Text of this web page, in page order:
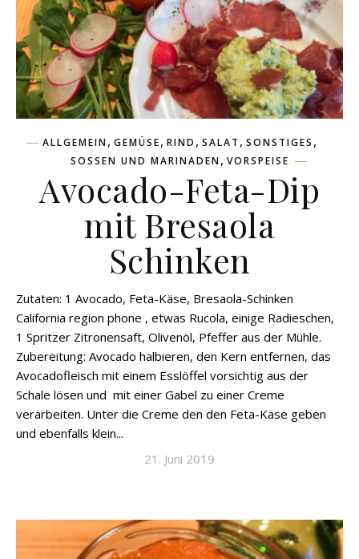
ALLGEMEIN, GEMÜSE, RIND , SALAT , SONSTIGES ,
SOSSEN UND MARINADEN , VORSPEISE
Avocado-Feta-Dip
mit Bresaola
Schinken
Zutaten: 1 Avocado, Feta-Käse, Bresaola-Schinken
California region phone , etwas Rucola, einige Radieschen,
1 Spritzer Zitronensaft, Olivenöl, Pfeffer aus der Mühle.
Zubereitung: Avocado halbieren, den Kern entfernen, das
Avocadofleisch mit einem Esslöffel vorsichtig aus der
Schale lösen und mit einer Gabel zu einer Creme
verarbeiten. Unter die Creme den den Feta-Käse geben
und ebenfalls klein...
21. Juni 2019